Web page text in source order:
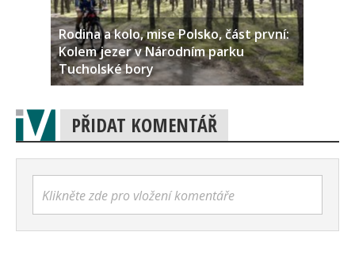
Rodina a kolo, mise Polsko, část první:
Kolem jezer v Národním parku
Tucholské bory
PŘIDAT KOMENTÁŘ
Klikněte zde pro vložení komentáře